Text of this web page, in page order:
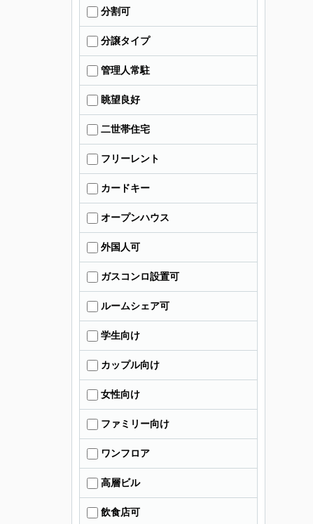
分割可
分譲タイプ
管理人常駐
眺望良好
二世帯住宅
フリーレント
カードキー
オープンハウス
外国人可
ガスコンロ設置可
ルームシェア可
学生向け
カップル向け
女性向け
ファミリー向け
ワンフロア
高層ビル
飲食店可